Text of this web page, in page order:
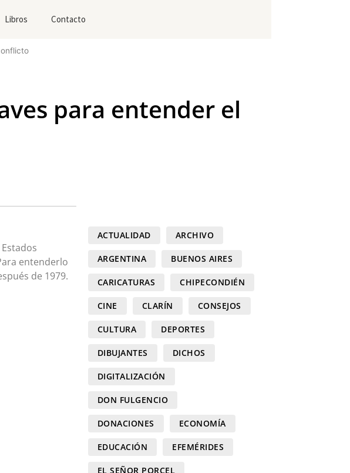
Libros Contacto
para entender el
entenderlo
de 1979.
ACTUALIDAD ARCHIVO
ARGENTINA BUENOS AIRES
CARICATURAS CHIPECONDIÉN
CINE CLARÍN CONSEJOS
CULTURA DEPORTES
DIBUJANTES DICHOS
DIGITALIZACIÓN
DON FULGENCIO
DONACIONES ECONOMÍA
EDUCACIÓN EFEMÉRIDES
EL SEÑOR PORCEL